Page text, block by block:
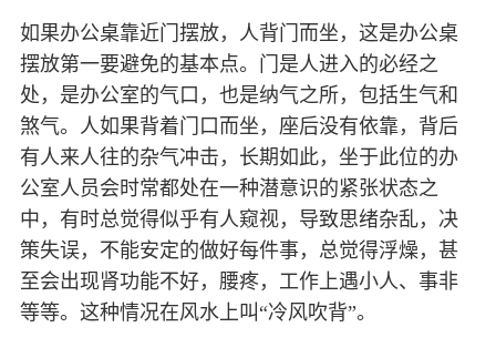
如果办公桌靠近门摆放，人背门而坐，这是办公桌
摆放第一要避免的基本点。门是人进入的必经之
处，是办公室的气口，也是纳气之所，包括生气和
煞气。人如果背着门口而坐，座后没有依靠，背后
有人来人往的杂气冲击，长期如此，坐于此位的办
公室人员会时常都处在一种潜意识的紧张状态之
中，有时总觉得似乎有人窥视，导致思绪杂乱，决
策失误，不能安定的做好每件事，总觉得浮燥，甚
至会出现肾功能不好，腰疼，工作上遇小人、事非
等等。这种情况在风水上叫“冷风吹背”。